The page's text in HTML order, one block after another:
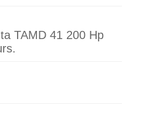
TAMD 41 200 Hp